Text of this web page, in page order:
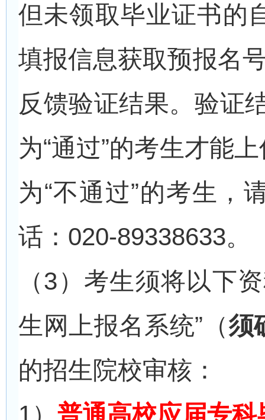
但未领取毕业证书的
填报信息获取预报名
反馈验证结果。验证
为“通过”的考生才能
为“不通过”的考生，
话：020-89338633。
（3） 考生须将以下
生网上报名系统”（须
的招生院校审核：
1 ） 普通高校应届专科